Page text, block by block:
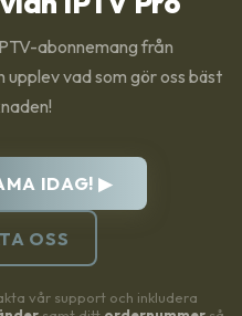
abonnemang från
upplev vad som gör oss bäst
IDAG! ▶
OSS
vår support och inkludera